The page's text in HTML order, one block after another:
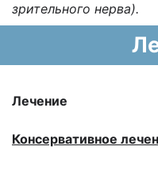
зрительного нерва).
Лечение
Консервативное